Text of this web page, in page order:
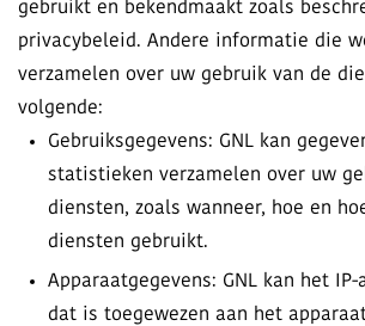
gebruikt en bekendmaakt zoals
privacybeleid. Andere informatie die
verzamelen over uw gebruik van de
volgende:
Gebruiksgegevens: GNL kan
statistieken verzamelen over uw
diensten, zoals wanneer, hoe en
diensten gebruikt.
Apparaatgegevens: GNL kan het
dat is toegewezen aan het